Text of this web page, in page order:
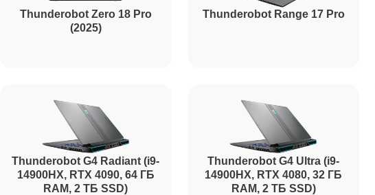
Thunderobot Zero 18 Pro
(2025)
Thunderobot Range 17 Pro
Thunderobot G4 Radiant (i9-
14900HX, RTX 4090, 64 ГБ
RAM, 2 ТБ SSD)
Thunderobot G4 Ultra (i9-
14900HX, RTX 4080, 32 ГБ
RAM, 2 ТБ SSD)